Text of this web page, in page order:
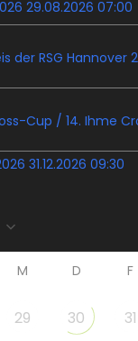
29.08.2026 07:00
der RSG Hannover
Cup / 14. Ihme
31.12.2026 09:30
M D F
29 30 31